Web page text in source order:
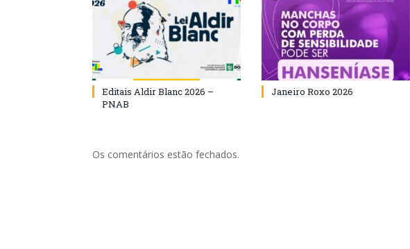
Editais Aldir Blanc 2026 –
PNAB
Janeiro Roxo 2026
Os comentários estão fechados.